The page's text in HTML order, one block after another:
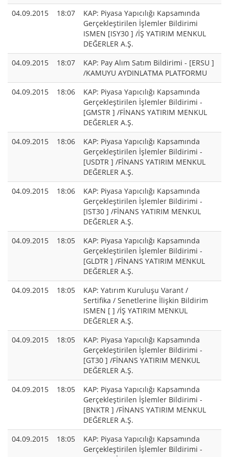
04.09.2015
18:07
KAP: Piyasa Yapıcılığı Kapsamında
Gerçekleştirilen İşlemler Bildirimi
ISMEN [ISY30 ] /İŞ YATIRIM MENKUL
DEĞERLER A.Ş.
04.09.2015
18:07
KAP: Pay Alım Satım Bildirimi - [ERSU ]
/KAMUYU AYDINLATMA PLATFORMU
04.09.2015
18:06
KAP: Piyasa Yapıcılığı Kapsamında
Gerçekleştirilen İşlemler Bildirimi -
[GMSTR ] /FİNANS YATIRIM MENKUL
DEĞERLER A.Ş.
04.09.2015
18:06
KAP: Piyasa Yapıcılığı Kapsamında
Gerçekleştirilen İşlemler Bildirimi -
[USDTR ] /FİNANS YATIRIM MENKUL
DEĞERLER A.Ş.
04.09.2015
18:06
KAP: Piyasa Yapıcılığı Kapsamında
Gerçekleştirilen İşlemler Bildirimi -
[IST30 ] /FİNANS YATIRIM MENKUL
DEĞERLER A.Ş.
04.09.2015
18:05
KAP: Piyasa Yapıcılığı Kapsamında
Gerçekleştirilen İşlemler Bildirimi -
[GLDTR ] /FİNANS YATIRIM MENKUL
DEĞERLER A.Ş.
04.09.2015
18:05
KAP: Yatırım Kuruluşu Varant /
Sertifika / Senetlerine İlişkin Bildirim
ISMEN [ ] /İŞ YATIRIM MENKUL
DEĞERLER A.Ş.
04.09.2015
18:05
KAP: Piyasa Yapıcılığı Kapsamında
Gerçekleştirilen İşlemler Bildirimi -
[GT30 ] /FİNANS YATIRIM MENKUL
DEĞERLER A.Ş.
04.09.2015
18:05
KAP: Piyasa Yapıcılığı Kapsamında
Gerçekleştirilen İşlemler Bildirimi -
[BNKTR ] /FİNANS YATIRIM MENKUL
DEĞERLER A.Ş.
04.09.2015
18:05
KAP: Piyasa Yapıcılığı Kapsamında
Gerçekleştirilen İşlemler Bildirimi -